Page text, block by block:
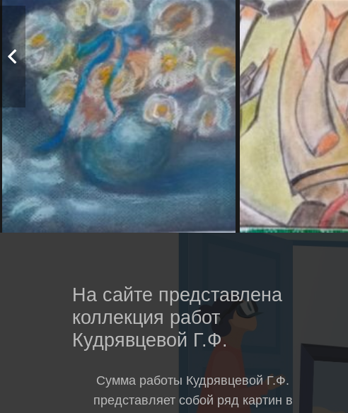
На сайте представлена
коллекция работ
Кудрявцевой Г.Ф.
Сумма работы Кудрявцевой Г.Ф.
представляет собой ряд картин в